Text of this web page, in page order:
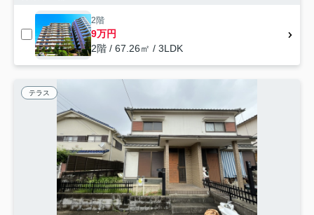
2階
9万円
2階 / 67.26㎡ / 3LDK
テラス